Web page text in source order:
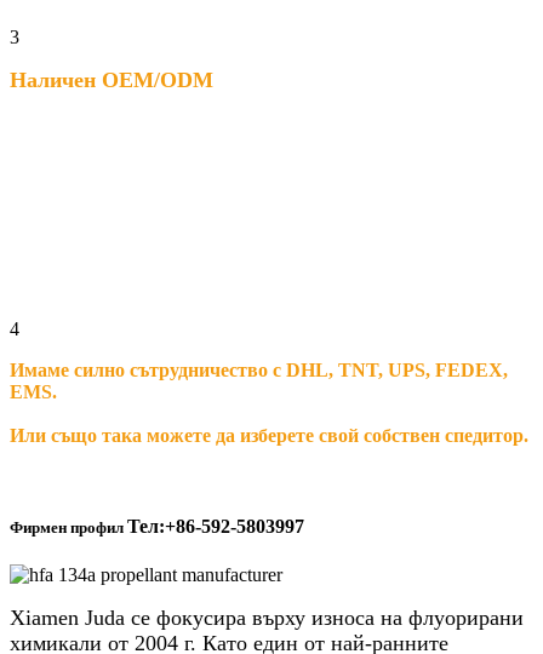
3
Наличен OEM/ODM
4
Имаме силно сътрудничество с DHL, TNT, UPS, FEDEX,
EMS.
Или също така можете да изберете свой собствен спедитор.
Фирмен профил Тел:+86-592-5803997
Xiamen Juda се фокусира върху износа на флуорирани
химикали от 2004 г. Като един от най-ранните